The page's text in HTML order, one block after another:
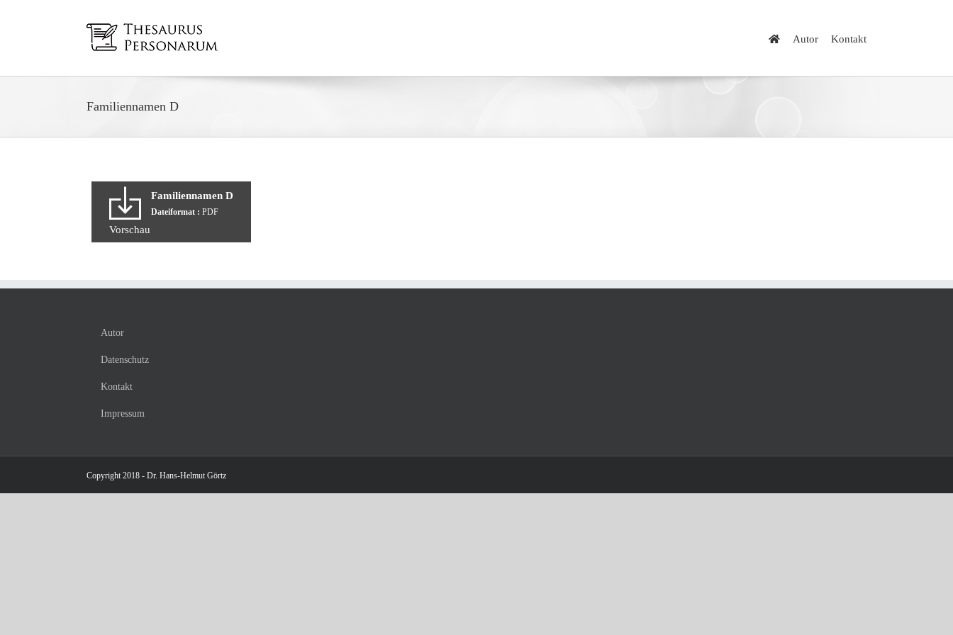
Autor Kontakt
Familiennamen D
Familiennamen D
Dateiformat : PDF
Vorschau
Autor
Datenschutz
Kontakt
Impressum
Copyright 2018 - Dr. Hans-Helmut Görtz